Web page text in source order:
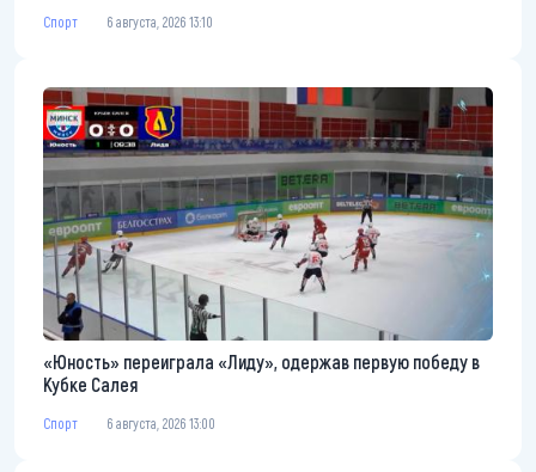
Спорт 6 августа, 2026 13:10
«Юность» переиграла «Лиду», одержав первую победу в
Кубке Салея
Спорт 6 августа, 2026 13:00